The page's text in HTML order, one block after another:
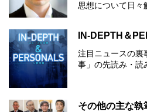
思想について⽇々
IN-DEPTH＆
注目ニュースの裏
事」の先読み・読
その他の主な執